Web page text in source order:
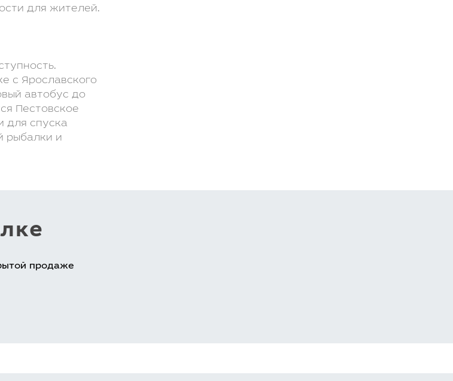
для жителей.
с Ярославского
автобус до
Пестовское
для спуска
рыбалки и
продаже